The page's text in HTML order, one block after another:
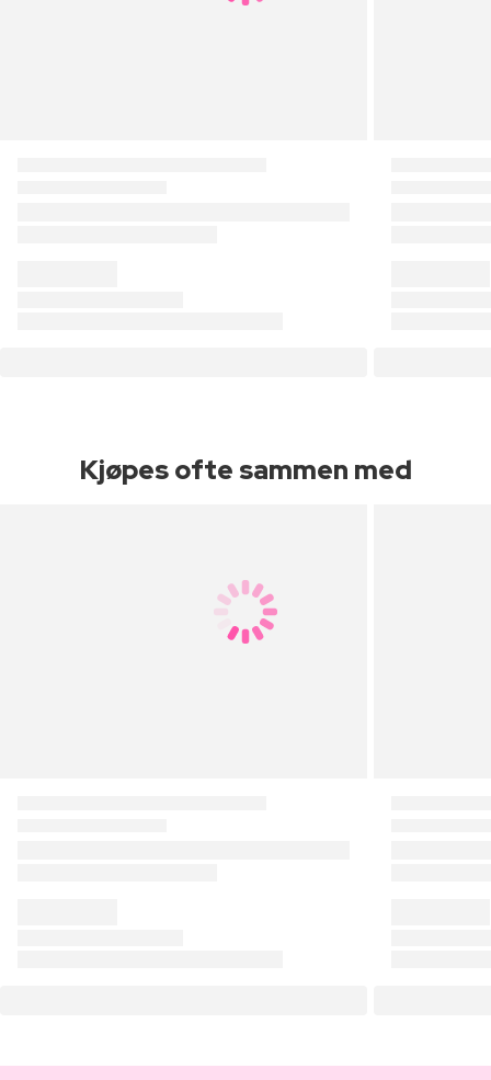
Kjøpes ofte sammen med